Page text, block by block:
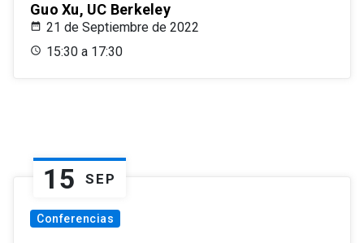
Guo Xu, UC Berkeley
21 de Septiembre de 2022
15:30 a 17:30
15 SEP
Conferencias